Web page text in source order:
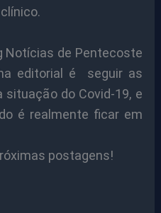
Notícias de Pentecoste
editorial é seguir as
do Covid-19, e
é realmente ficar em
postagens!